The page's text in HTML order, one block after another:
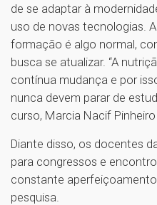
de se adaptar à
uso de novas tecnologias.
formação é algo normal,
busca se atualizar. “A
contínua mudança e por
nunca devem parar de
curso, Marcia Nacif Pinheiro
Diante disso, os docentes
para congressos e
constante
pesquisa.